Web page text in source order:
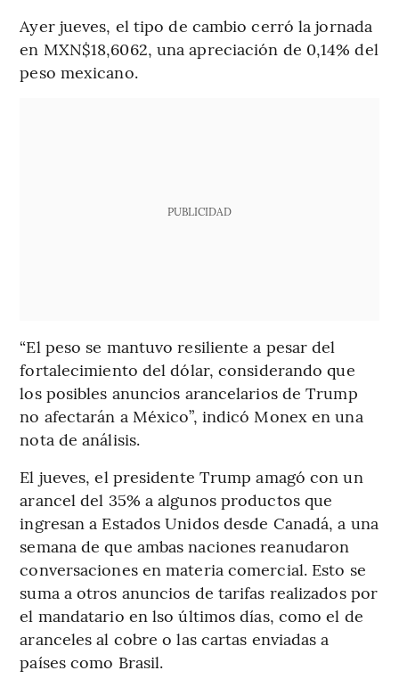
Ayer jueves, el tipo de cambio cerró la jornada
en MXN$18,6062, una apreciación de 0,14% del
peso mexicano.
PUBLICIDAD
“El peso se mantuvo resiliente a pesar del
fortalecimiento del dólar, considerando que
los posibles anuncios arancelarios de Trump
no afectarán a México”, indicó Monex en una
nota de análisis.
El jueves, el presidente Trump amagó con un
arancel del 35% a algunos productos que
ingresan a Estados Unidos desde Canadá, a una
semana de que ambas naciones reanudaron
conversaciones en materia comercial. Esto se
suma a otros anuncios de tarifas realizados por
el mandatario en lso últimos días, como el de
aranceles al cobre o las cartas enviadas a
países como Brasil.